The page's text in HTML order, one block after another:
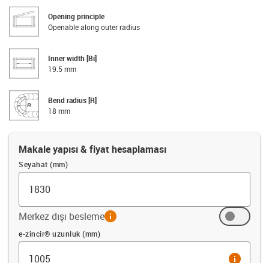
Opening principle
Openable along outer radius
Inner width [Bi]
19.5 mm
Bend radius [R]
18 mm
Makale yapısı & fiyat hesaplaması
Seyahat (mm)
Merkez dışı beslemeinfo
Ofset (mm)
e-zincir® uzunluk (mm)
info